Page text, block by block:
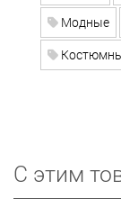
Модные
С этим